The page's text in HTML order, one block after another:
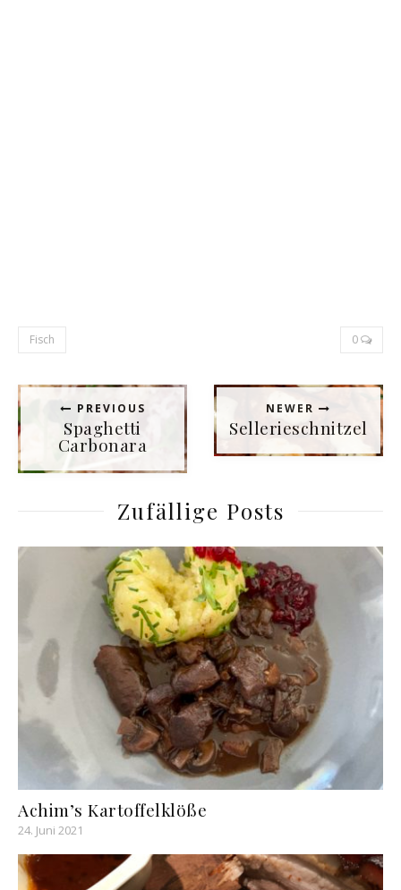
Fisch 0
PREVIOUS
Spaghetti
Carbonara
NEWER
Sellerieschnitzel
Zufällige Posts
Achim’s Kartoffelklöße
24. Juni 2021